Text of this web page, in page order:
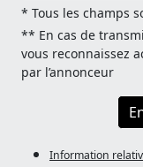
* Tous les champs
** En cas de
vous reconnaissez
par l’annonceur
Information